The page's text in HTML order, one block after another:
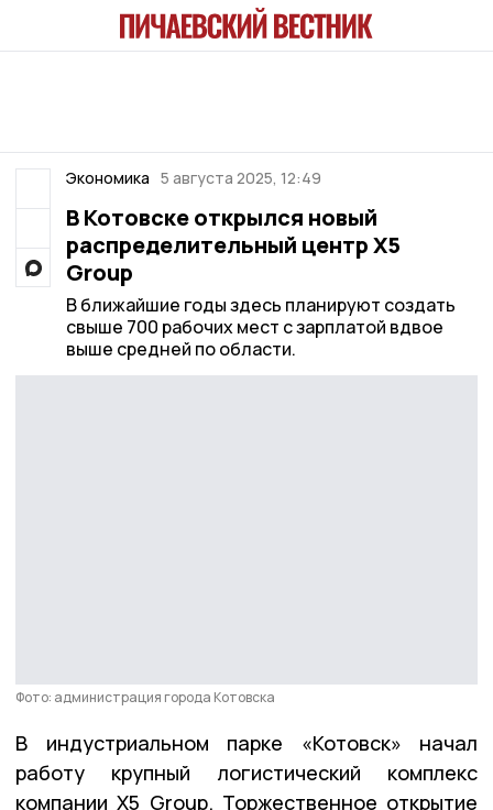
Экономика 5 августа 2025, 12:49
В Котовске открылся новый
распределительный центр X5
Group
В ближайшие годы здесь планируют создать
свыше 700 рабочих мест с зарплатой вдвое
выше средней по области.
Фото: администрация города Котовска
В индустриальном парке «Котовск» начал
работу крупный логистический комплекс
компании X5 Group. Торжественное открытие